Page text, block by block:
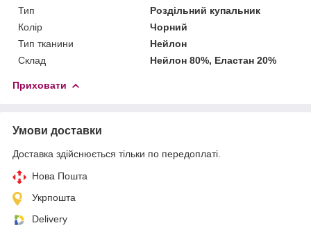
Тип
Роздільний купальник
Колір
Чорний
Тип тканини
Нейлон
Склад
Нейлон 80%, Еластан 20%
Приховати
Умови доставки
Доставка здійснюється тільки по передоплаті.
Нова Пошта
Укрпошта
Delivery